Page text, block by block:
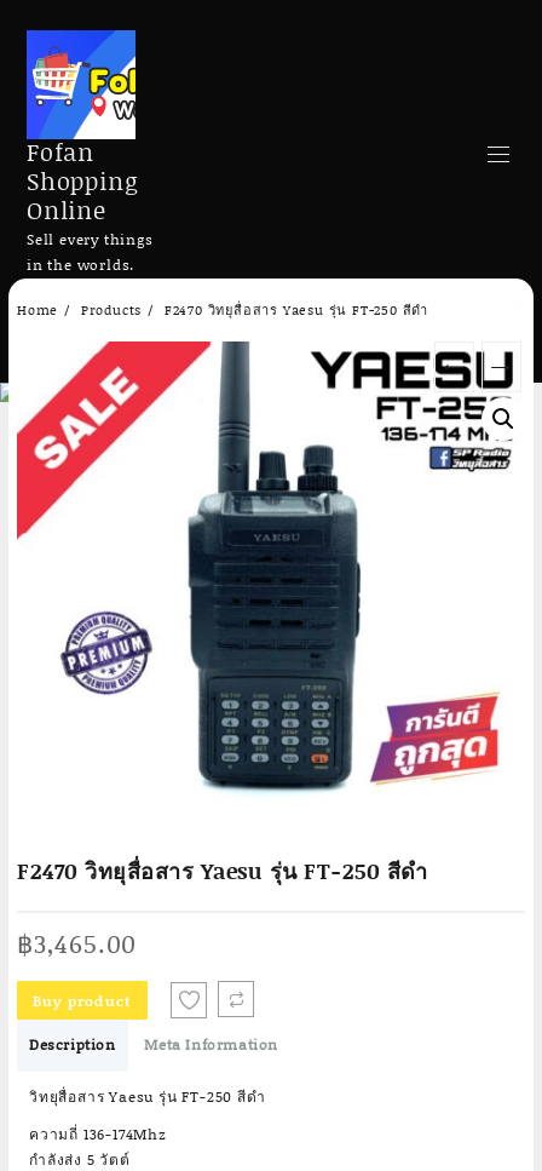
Skip
Fofan
Shopping
Online
Sell every things
in the worlds.
Home Products F2470 วิทยุสื่อสาร Yaesu รุ่น FT-250 สีดำ
← →
F2470 วิทยุสื่อสาร Yaesu รุ่น FT-250 สีดำ
฿3,465.00
Buy product
Description Meta Information
วิทยุสื่อสาร Yaesu รุ่น FT-250 สีดำ
ความถี่ 136-174Mhz
กำลังส่ง 5 วัตต์